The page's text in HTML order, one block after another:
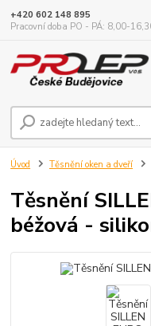
+420 602 148 895
Pracovní doba PO - PÁ: 8,00-
Úvod Těsnění oken a dveří
Těsnění
béžová -